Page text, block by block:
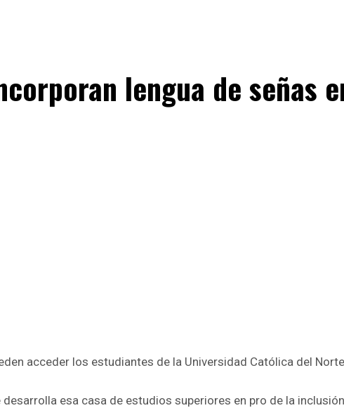
lengua de señas
acceder los estudiantes de la Universidad Católica del
esa casa de estudios superiores en pro de la